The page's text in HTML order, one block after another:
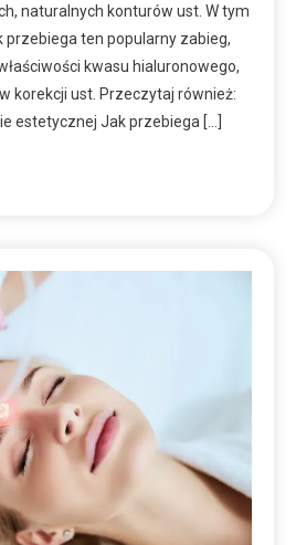
naturalnych konturów ust. W tym
przebiega ten popularny zabieg,
kwasu hialuronowego,
korekcji ust. Przeczytaj również:
estetycznej Jak przebiega […]